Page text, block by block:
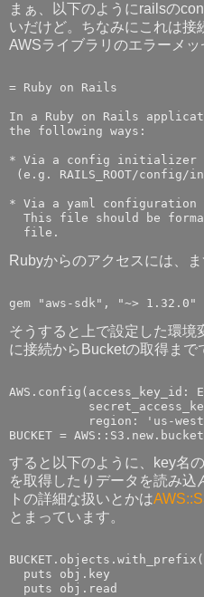
まぁ、以下のようにrailsの
いだけど。ちなみにこれは接
AWSライブラリのエラーメッ
= Ruby on Rails
In a Ruby on Rails
the following ways:
* Via a config initializer
(e.g. RAILS_ROOT/
* Via a yaml configuration
This file should be
Rubyからのアクセスには、
そうすると上で設定した環境
に接続からBucketの取得まで
AWS.config(access_key_id:
region: 'us-
すると以下のように、key名
を取得したりデータを読み込
トの詳細な扱いとかは
とまっています。
  puts obj.key
  puts obj.read